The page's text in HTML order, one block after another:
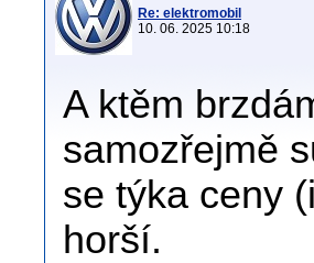
Re: elektromobil
10. 06. 2025 10:18
A ktěm
samozřejmě
se týka ceny
horší.